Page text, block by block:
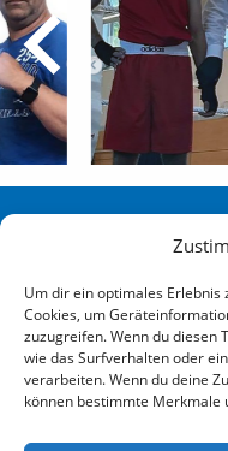
Um dir ein optimales Erlebnis
Cookies, um
zuzugreifen. Wenn du diesen
wie das Surfverhalten oder
verarbeiten. Wenn du deine
können bestimmte Merkmale
Sportverein
Redingskamp 25
040 / 570 007-0
info@sve-